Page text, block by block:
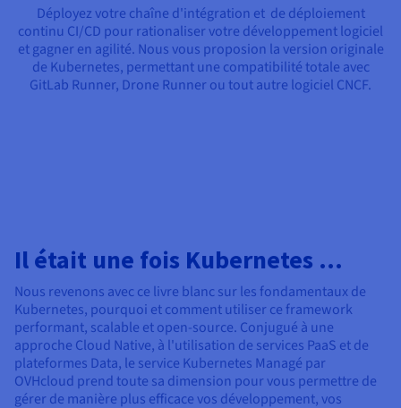
Déployez votre chaîne d'intégration et de déploiement
continu CI/CD pour rationaliser votre développement logiciel
et gagner en agilité. Nous vous proposion la version originale
de Kubernetes, permettant une compatibilité totale avec
GitLab Runner, Drone Runner ou tout autre logiciel CNCF.
Il était une fois Kubernetes ...
Nous revenons avec ce livre blanc sur les fondamentaux de
Kubernetes, pourquoi et comment utiliser ce framework
performant, scalable et open-source. Conjugué à une
approche Cloud Native, à l'utilisation de services PaaS et de
plateformes Data, le service Kubernetes Managé par
OVHcloud prend toute sa dimension pour vous permettre de
gérer de manière plus efficace vos développement, vos